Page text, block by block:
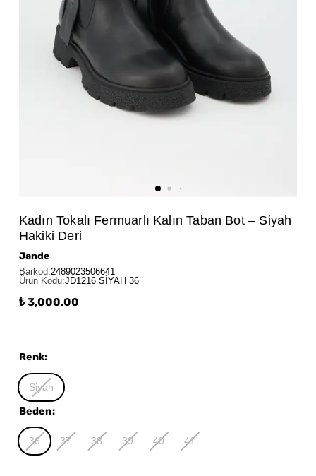
Kadın Tokalı Fermuarlı Kalın Taban Bot – Siyah
Hakiki Deri
Jande
Barkod:2489023506641
Ürün Kodu:JD1216 SİYAH 36
₺ 3,000.00
Renk:
Siyah
Beden:
36 37 38 39 40 41